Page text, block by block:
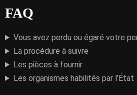
FAQ
Vous avez perdu ou égaré votre
La procédure à suivre
Les pièces à fournir
Les organismes habilités par l’État